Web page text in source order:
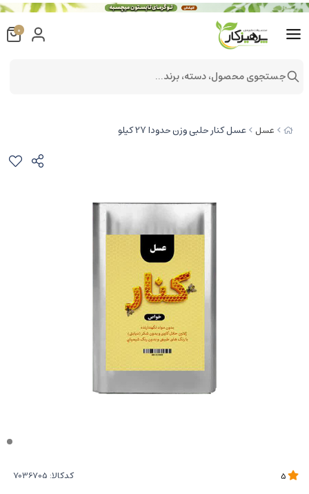
عسل عسل کنار حلبی وزن حدودا 27 کیلو
کدکالا:
0
جستجوی محصول، دسته، برند...